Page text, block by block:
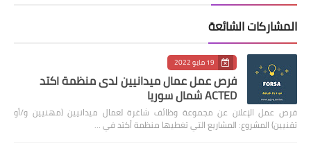
المشاركات الشائعة
19 مايو 2022
فرص عمل عمال ميدانيين لدى منظمة اكتد
ACTED شمال سوريا
فرص عمل الإعلان عن مجموعة وظائف شاغرة لعمال ميدانيين (مهنيين و/أو
تقنيين) المشروع: المشاريع التي تغطيها منظمة أكتد في …